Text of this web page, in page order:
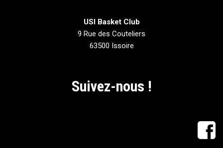
USI Basket Club
9 Rue des Couteliers
63500 Issoire
Suivez-nous !